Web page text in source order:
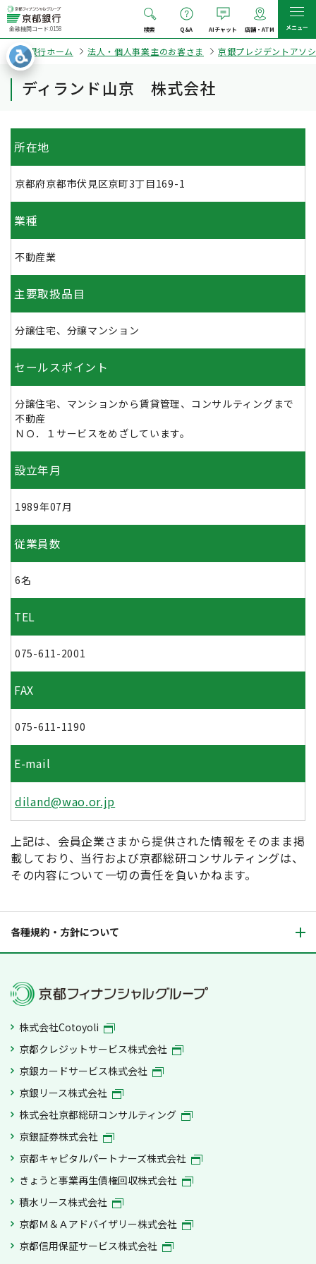
金融機関コード:0158 検索 Q&A AIチャット 店舗・ATM メニュー
京都銀行ホーム 法人・個人事業主のお客さま 京銀プレジデントアソ
ディランド山京 株式会社
所在地
京都府京都市伏見区京町3丁目169-1
業種
不動産業
主要取扱品目
分譲住宅、分譲マンション
セールスポイント
分譲住宅、マンションから賃貸管理、コンサルティングまで
不動産
ＮＯ．１サービスをめざしています。
設立年月
1989年07月
従業員数
6名
TEL
075-611-2001
FAX
075-611-1190
E-mail
diland@wao.or.jp
上記は、会員企業さまから提供された情報をそのまま掲
載しており、当行および京都総研コンサルティングは、
その内容について一切の責任を負いかねます。
各種規約・方針について
株式会社Cotoyoli
京都クレジットサービス株式会社
京銀カードサービス株式会社
京銀リース株式会社
株式会社京都総研コンサルティング
京銀証券株式会社
京都キャピタルパートナーズ株式会社
きょうと事業再生債権回収株式会社
積水リース株式会社
京都Ｍ＆Ａアドバイザリー株式会社
京都信用保証サービス株式会社